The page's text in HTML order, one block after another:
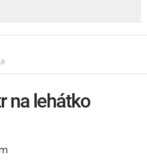
na lehátko